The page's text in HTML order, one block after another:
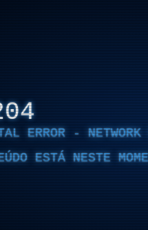
ERROR - NETWORK
ESTÁ NESTE